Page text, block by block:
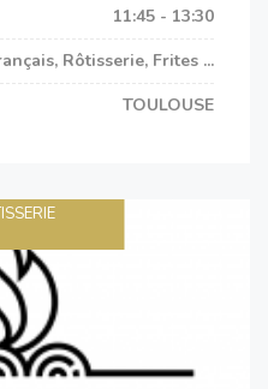
11:45 - 13:30
Rôtisserie, Frites ...
TOULOUSE